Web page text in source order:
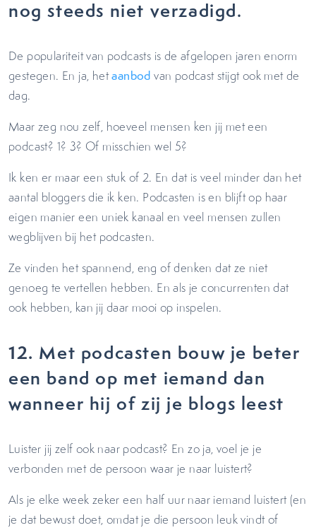
nog steeds niet verzadigd.
De populariteit van podcasts is de afgelopen jaren enorm
gestegen. En ja, hetaanbod van podcast stijgt ook met de
dag.
Maar zeg nou zelf, hoeveel mensen ken jij met een
podcast? 1? 3? Of misschien wel 5?
Ik ken er maar een stuk of 2. En dat is veel minder dan het
aantal bloggers die ik ken. Podcasten is en blijft op haar
eigen manier een uniek kanaal en veel mensen zullen
wegblijven bij het podcasten.
Ze vinden het spannend, eng of denken dat ze niet
genoeg te vertellen hebben. En als je concurrenten dat
ook hebben, kan jij daar mooi op inspelen.
12. Met podcasten bouw je beter
een band op met iemand dan
wanneer hij of zij je blogs leest
Luister jij zelf ook naar podcast? En zo ja, voel je je
verbonden met de persoon waar je naar luistert?
Als je elke week zeker een half uur naar iemand luistert (en
je dat bewust doet, omdat je die persoon leuk vindt of